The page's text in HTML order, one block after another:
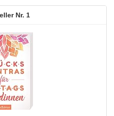
1